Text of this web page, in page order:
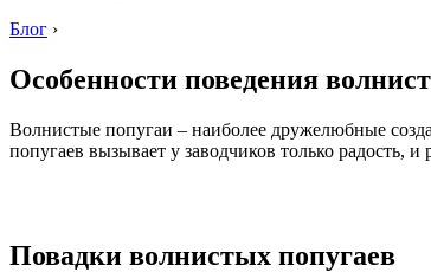
Блог ›
Особенности поведения
Волнистые попугаи – наиболее дружелюбные
попугаев вызывает у заводчиков только радость,
Повадки волнистых попугаев